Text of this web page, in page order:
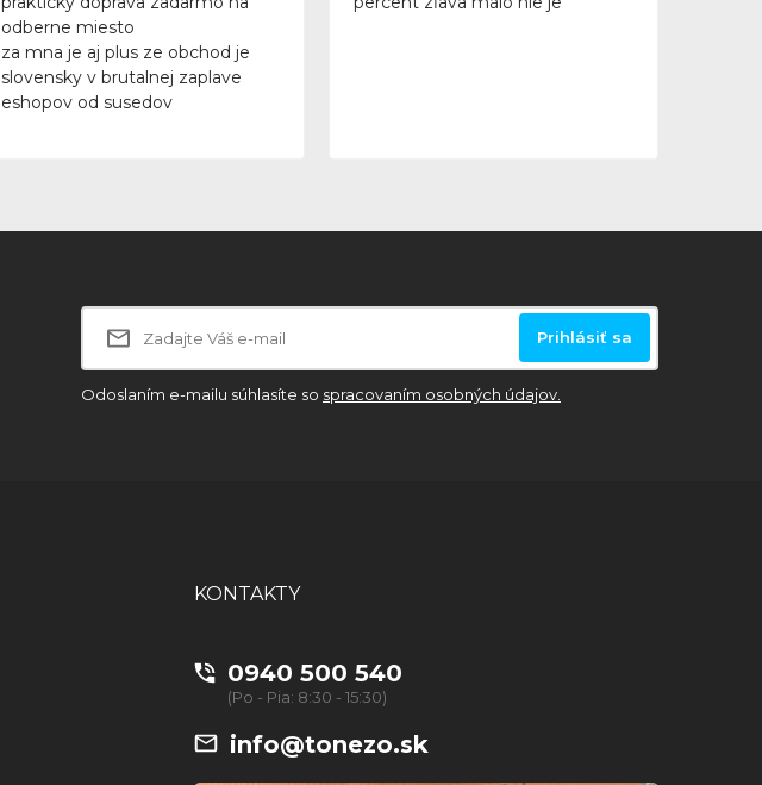
odberne miesto
za mna je aj plus ze obchod je
slovensky v brutalnej zaplave
eshopov od susedov
Prihlásiť sa
Odoslaním e-mailu súhlasíte so spracovaním osobných údajov.
KONTAKTY
0940 500 540
(Po - Pia: 8:30 - 15:30)
info@tonezo.sk